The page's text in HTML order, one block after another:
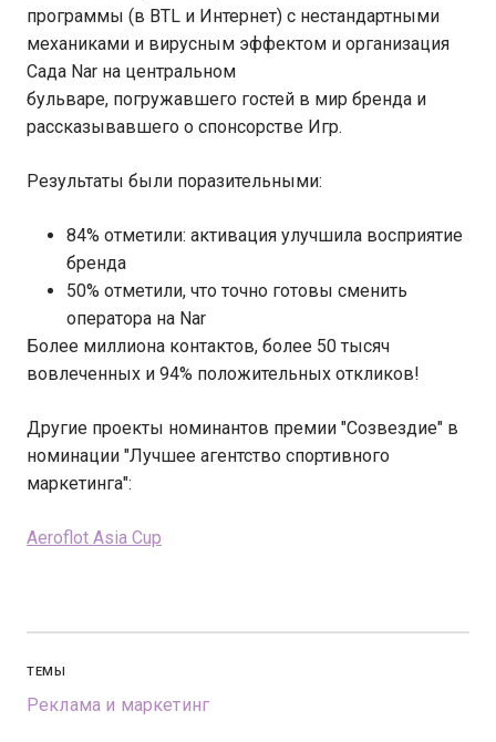
программы (в BTL и Интернет) с нестандартными
механиками и вирусным эффектом и организация
Сада Nar на центральном
бульваре, погружавшего гостей в мир бренда и
рассказывавшего о спонсорстве Игр.
Результаты были поразительными:
84% отметили: активация улучшила восприятие
бренда
50% отметили, что точно готовы сменить
оператора на Nar
Более миллиона контактов, более 50 тысяч
вовлеченных и 94% положительных откликов!
Другие проекты номинантов премии "Созвездие" в
номинации "Лучшее агентство спортивного
маркетинга":
Aeroflot Asia Cup
ТЕМЫ
Реклама и маркетинг